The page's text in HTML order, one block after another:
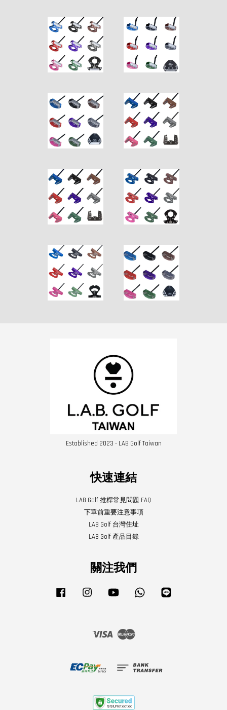
Established 2023 - LAB Golf Taiwan
快速連結
LAB Golf 推桿常見問題 FAQ
下單前重要注意事項
LAB Golf 台灣住址
LAB Golf 產品目錄
關注我們
Facebook Instagram YouTube Whatsapp
Visa Master